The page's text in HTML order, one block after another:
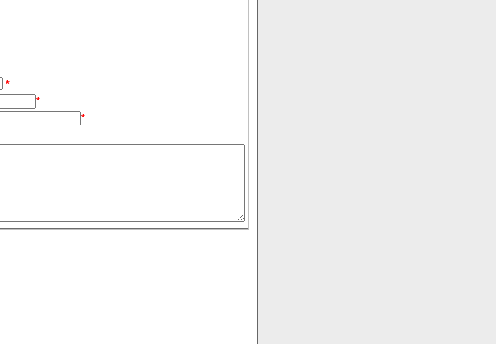
*
*
*